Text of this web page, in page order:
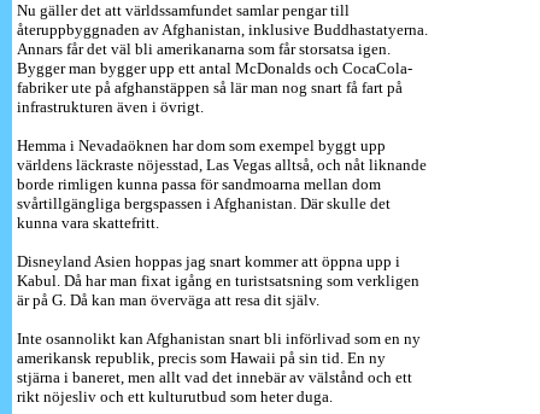
Nu gäller det att världssamfundet samlar pengar till
återuppbyggnaden av Afghanistan, inklusive Buddhastatyerna.
Annars får det väl bli amerikanarna som får storsatsa igen.
Bygger man bygger upp ett antal McDonalds och CocaCola-
fabriker ute på afghanstäppen så lär man nog snart få fart på
infrastrukturen även i övrigt.
Hemma i Nevadaöknen har dom som exempel byggt upp
världens läckraste nöjesstad, Las Vegas alltså, och nåt liknande
borde rimligen kunna passa för sandmoarna mellan dom
svårtillgängliga bergspassen i Afghanistan. Där skulle det
kunna vara skattefritt.
Disneyland Asien hoppas jag snart kommer att öppna upp i
Kabul. Då har man fixat igång en turistsatsning som verkligen
är på G. Då kan man överväga att resa dit själv.
Inte osannolikt kan Afghanistan snart bli införlivad som en ny
amerikansk republik, precis som Hawaii på sin tid. En ny
stjärna i baneret, men allt vad det innebär av välstånd och ett
rikt nöjesliv och ett kulturutbud som heter duga.